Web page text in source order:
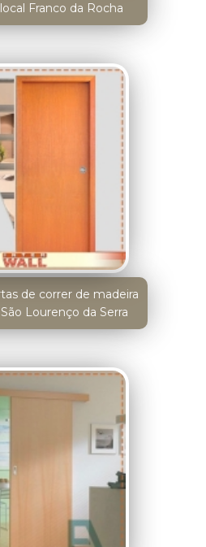
Franco da Rocha
de correr de madeira
Lourenço da Serra